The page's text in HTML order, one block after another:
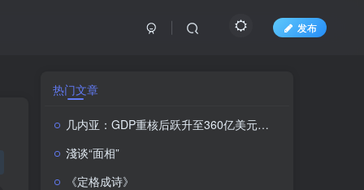
发布
热门文章
几内亚：GDP重核后跃升至360亿美元增幅达51.2%
淺谈“面相”
《定格成诗》